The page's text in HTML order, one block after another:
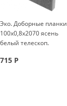
Эко. Доборные планки
100x0,8x2070 ясень
белый телескоп.
715 Р